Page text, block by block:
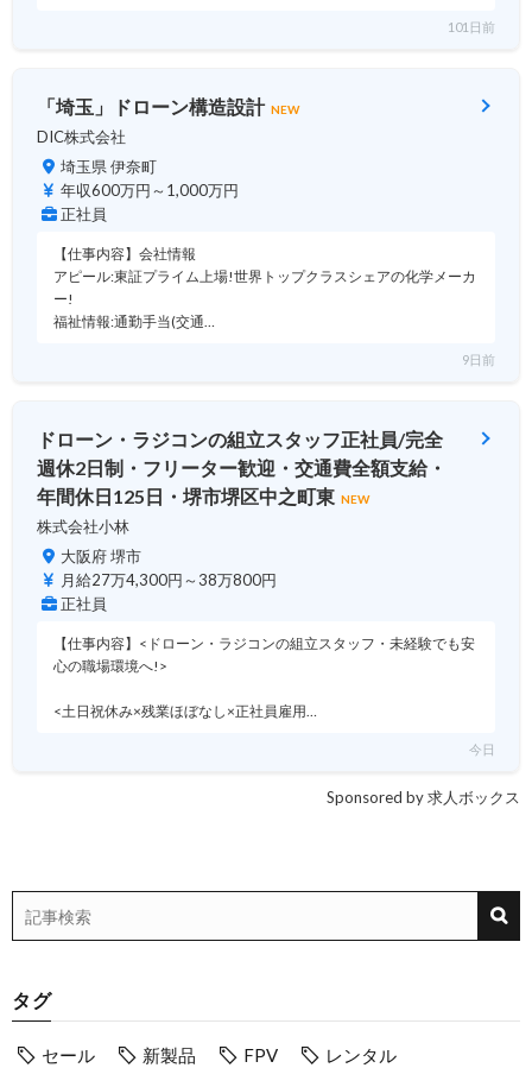
101日前
「埼玉」ドローン構造設計 NEW
DIC株式会社
埼玉県 伊奈町
年収600万円～1,000万円
正社員
【仕事内容】会社情報
アピール:東証プライム上場!世界トップクラスシェアの化学メーカ
ー!
福祉情報:通勤手当(交通…
9日前
ドローン・ラジコンの組立スタッフ正社員/完全
週休2日制・フリーター歓迎・交通費全額支給・
年間休日125日・堺市堺区中之町東 NEW
株式会社小林
大阪府 堺市
月給27万4,300円～38万800円
正社員
【仕事内容】<ドローン・ラジコンの組立スタッフ・未経験でも安
心の職場環境へ!>
<土日祝休み×残業ほぼなし×正社員雇用…
今日
Sponsored by 求人ボックス
タグ
セール 新製品 FPV レンタル